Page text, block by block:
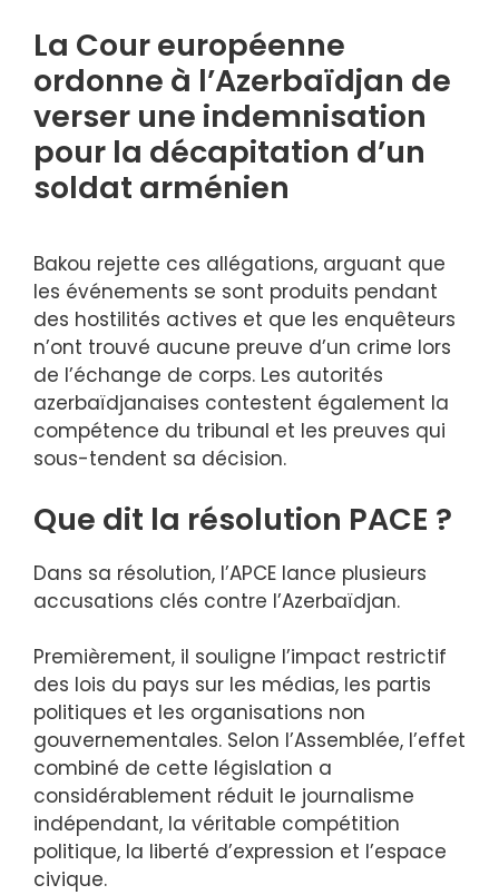
La Cour européenne
ordonne à l’Azerbaïdjan de
verser une indemnisation
pour la décapitation d’un
soldat arménien
Bakou rejette ces allégations, arguant que
les événements se sont produits pendant
des hostilités actives et que les enquêteurs
n’ont trouvé aucune preuve d’un crime lors
de l’échange de corps. Les autorités
azerbaïdjanaises contestent également la
compétence du tribunal et les preuves qui
sous-tendent sa décision.
Que dit la résolution PACE ?
Dans sa résolution, l’APCE lance plusieurs
accusations clés contre l’Azerbaïdjan.
Premièrement, il souligne l’impact restrictif
des lois du pays sur les médias, les partis
politiques et les organisations non
gouvernementales. Selon l’Assemblée, l’effet
combiné de cette législation a
considérablement réduit le journalisme
indépendant, la véritable compétition
politique, la liberté d’expression et l’espace
civique.